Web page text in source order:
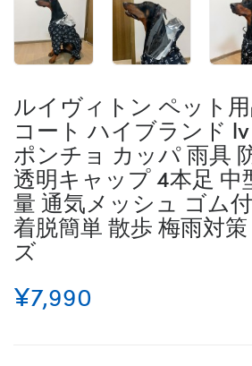
ルイヴィトン ペット
コート ハイブランド
ポンチョ カッパ 雨具
透明キャップ 4本足 中
量 通気メッシュ ゴム
着脱簡単 散歩 梅雨対
ズ
¥7,990